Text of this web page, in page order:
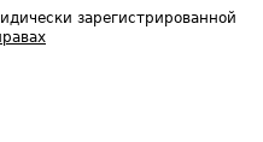
зарегистрированной